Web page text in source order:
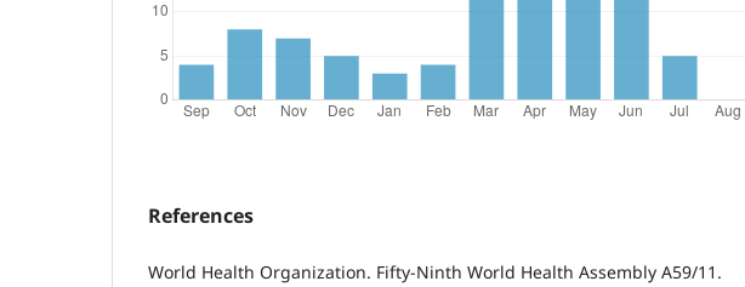
References
World Health Organization. Fifty-Ninth World Health Assembly A59/11.